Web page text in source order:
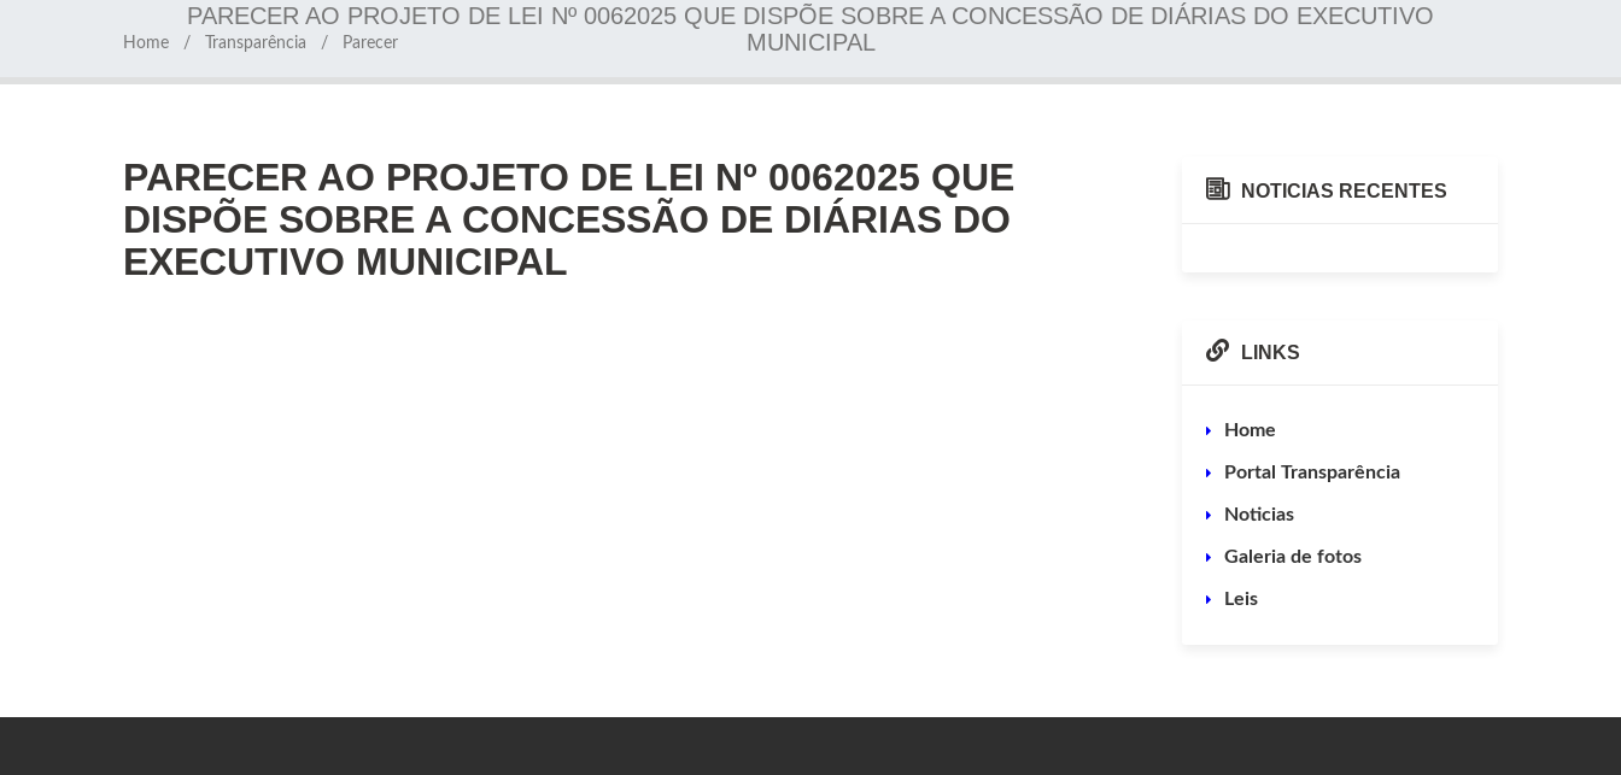
PARECER AO PROJETO DE LEI Nº 0062025 QUE DISPÕE SOBRE A CONCESSÃO DE DIÁRIAS DO EXECUTIVO
MUNICIPAL
Home Transparência Parecer
PARECER AO PROJETO DE LEI Nº 0062025 QUE
DISPÕE SOBRE A CONCESSÃO DE DIÁRIAS DO
EXECUTIVO MUNICIPAL
NOTICIAS RECENTES
LINKS
Home
Portal Transparência
Noticias
Galeria de fotos
Leis